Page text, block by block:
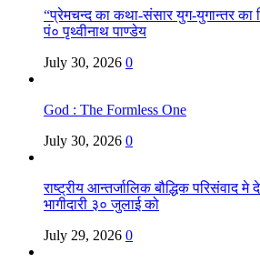
“प्रेमचन्द का कथा-संसार युग-युगान्तर का
पं० पृथ्वीनाथ पाण्डेय
July 30, 2026 0
God : The Formless One
July 30, 2026 0
राष्ट्रीय आन्तर्जालिक बौद्धिक परिसंवाद
भागीदारी ३० जुलाई को
July 29, 2026 0